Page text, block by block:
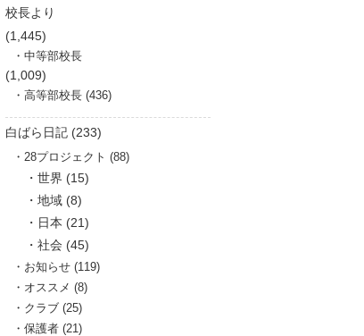
校長より
(1,445)
中等部校長
(1,009)
高等部校長 (436)
白ばら日記 (233)
28プロジェクト (88)
世界 (15)
地域 (8)
日本 (21)
社会 (45)
お知らせ (119)
オススメ (8)
クラブ (25)
保護者 (21)